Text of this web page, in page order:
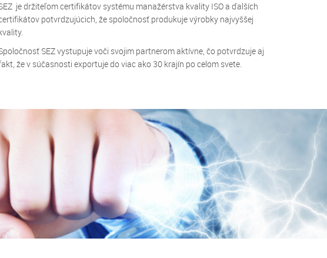
je držiteľom certifikátov systému manažérstva kvality ISO a ďalších
potvrdzujúcich, že spoločnosť produkuje výrobky najvyššej
SEZ vystupuje voči svojim partnerom aktívne, čo potvrdzuje aj
že v súčasnosti exportuje do viac ako 30 krajín po celom svete.